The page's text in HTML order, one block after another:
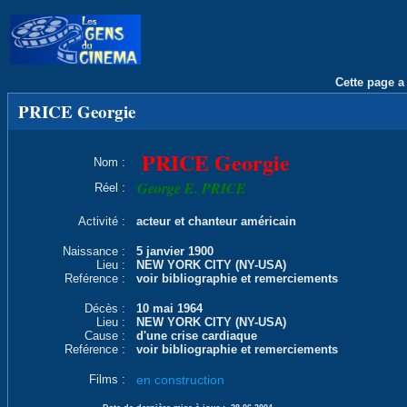
Cette page
PRICE Georgie
Nom : PRICE Georgie
Réel : George E. PRICE
Activité : acteur et chanteur américain
Naissance :
5 janvier 1900
Lieu :
NEW YORK CITY (NY-USA)
Reférence :
voir bibliographie et remerciements
Décès :
10 mai 1964
Lieu :
NEW YORK CITY (NY-USA)
Cause :
d'une crise cardiaque
Reférence :
voir bibliographie et remerciements
Films : en construction